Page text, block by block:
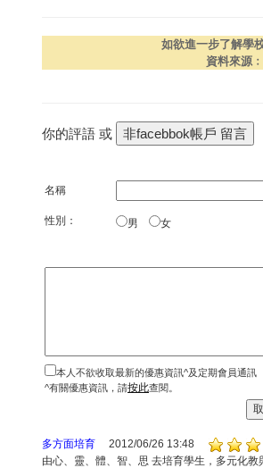
如欲進一步了解學
資料來源﹕
你的評語 或
名稱
性別： 男 女
本人不欲收取最新的優惠資訊^及定期會員通訊
^有關優惠資訊，請按此查閱。
多方面培育
2012/06/26 13:48
由心、靈、體、智、思 去培育學生，多元化